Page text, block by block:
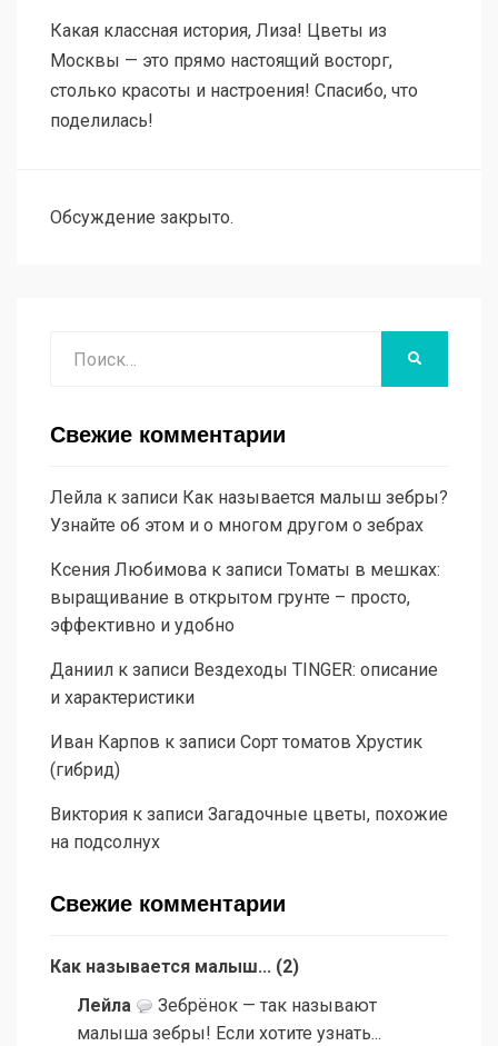
Какая классная история, Лиза! Цветы из
Москвы — это прямо настоящий восторг,
столько красоты и настроения! Спасибо, что
поделилась!
Обсуждение закрыто.
Свежие комментарии
Лейла к записи Как называется малыш зебры?
Узнайте об этом и о многом другом о зебрах
Ксения Любимова к записи Томаты в мешках:
выращивание в открытом грунте – просто,
эффективно и удобно
Даниил к записи Вездеходы TINGER: описание
и характеристики
Иван Карпов к записи Сорт томатов Хрустик
(гибрид)
Виктория к записи Загадочные цветы, похожие
на подсолнух
Свежие комментарии
Как называется малыш... (2)
Лейла
Зебрёнок — так называют
малыша зебры! Если хотите узнать...